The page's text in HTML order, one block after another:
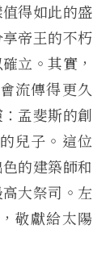
得如此的盛
帝王的不朽
立。其實，
流傳得更久
孟斐斯的創
兒子。這位
的建築師和
大祭司。左
敬獻給太陽